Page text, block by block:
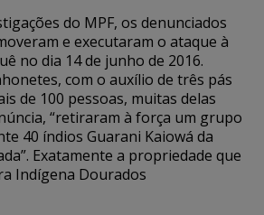
do MPF, os denunciados
e executaram o ataque à
no dia 14 de junho de 2016.
com o auxílio de três pás
de 100 pessoas, muitas delas
“retiraram à força um grupo
40 índios Guarani Kaiowá da
Exatamente a propriedade que
Indígena Dourados